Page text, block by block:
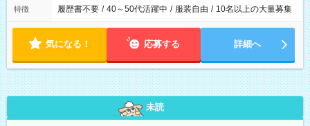
特徴 履歴書不要 / 40～50代活躍中 / 服装自由 / 10名以上の大量募集
気になる！ 応募する 詳細へ
未読